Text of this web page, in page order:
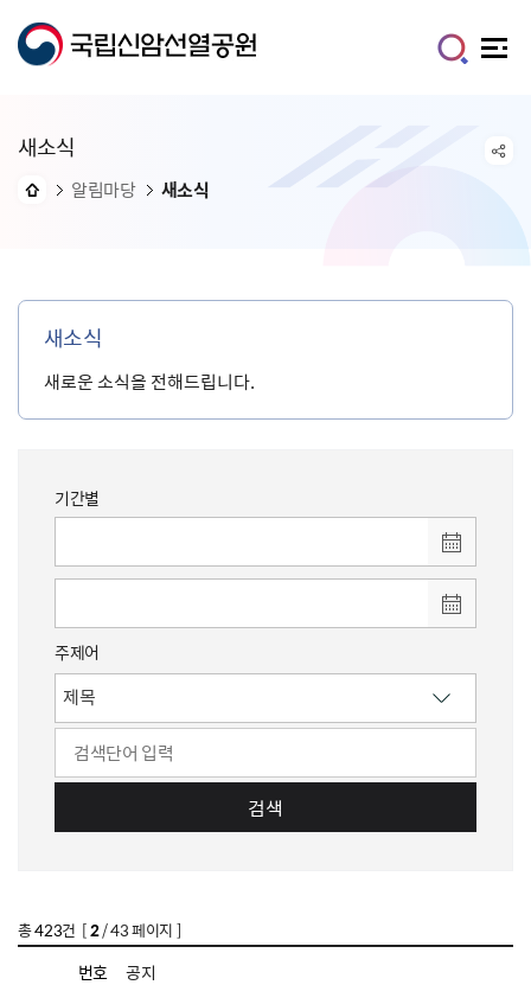
새소식
알림마당 새소식
새소식
새로운 소식을 전해드립니다.
기간별
주제어
검색
총423건 [2/ 43 페이지 ]
번호
공지